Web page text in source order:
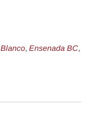
Blanco, Ensenada BC,